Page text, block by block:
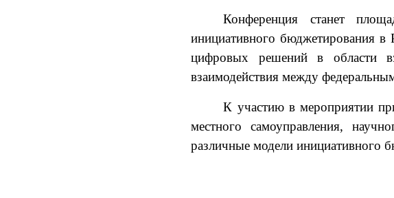
Конференция станет
инициативного бюджетирования в
цифровых решений в области
взаимодействия между
К участию в мероприятии
местного самоуправления,
различные модели инициативного